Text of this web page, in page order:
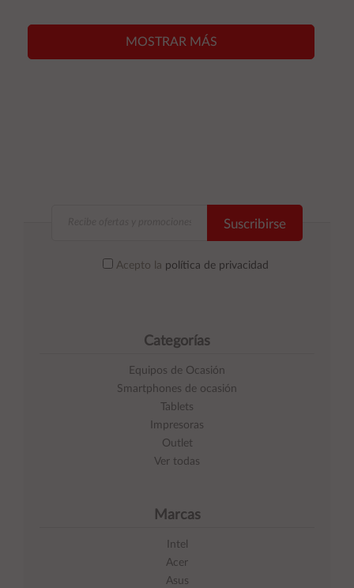
MOSTRAR MÁS
Suscribirse
Acepto la política de privacidad
Categorías
Equipos de Ocasión
Smartphones de ocasión
Tablets
Impresoras
Outlet
Ver todas
Marcas
Intel
Acer
Asus